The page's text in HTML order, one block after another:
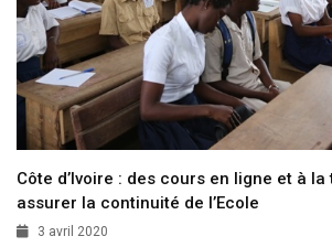
Côte d’Ivoire : des cours en ligne et à la
assurer la continuité de l’Ecole
3 avril 2020